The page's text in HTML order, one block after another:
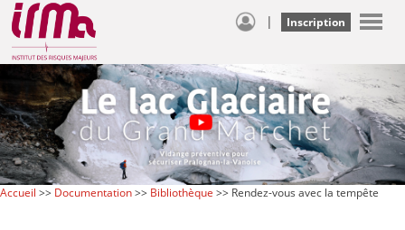
| Inscription
Accueil >> Documentation>> Bibliothèque >> Rendez-vous avec la tempête